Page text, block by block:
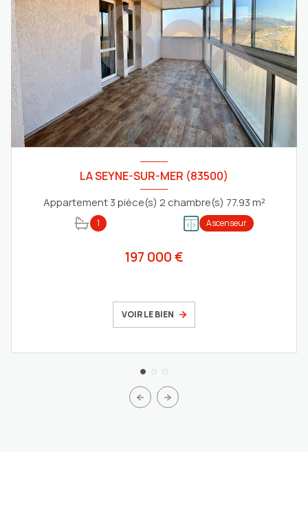
LA SEYNE-SUR-MER (83500)
Appartement 3 pièce(s) 2 chambre(s) 77.93 m²
1 Ascenseur
197 000 €
VOIR LE BIEN